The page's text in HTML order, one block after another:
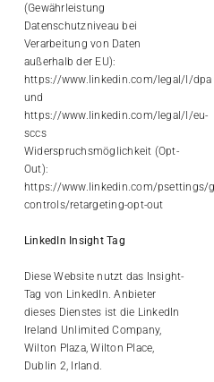
(Gewährleistung
Datenschutzniveau bei
Verarbeitung von Daten
außerhalb der EU):
https://www.linkedin.com/legal/l/dpa
und
https://www.linkedin.com/legal/l/eu-
sccs
Widerspruchsmöglichkeit (Opt-
Out):
https://www.linkedin.com/psettings/
controls/retargeting-opt-out
LinkedIn Insight Tag
Diese Website nutzt das Insight-
Tag von LinkedIn. Anbieter
dieses Dienstes ist die LinkedIn
Ireland Unlimited Company,
Wilton Plaza, Wilton Place,
Dublin 2, Irland.